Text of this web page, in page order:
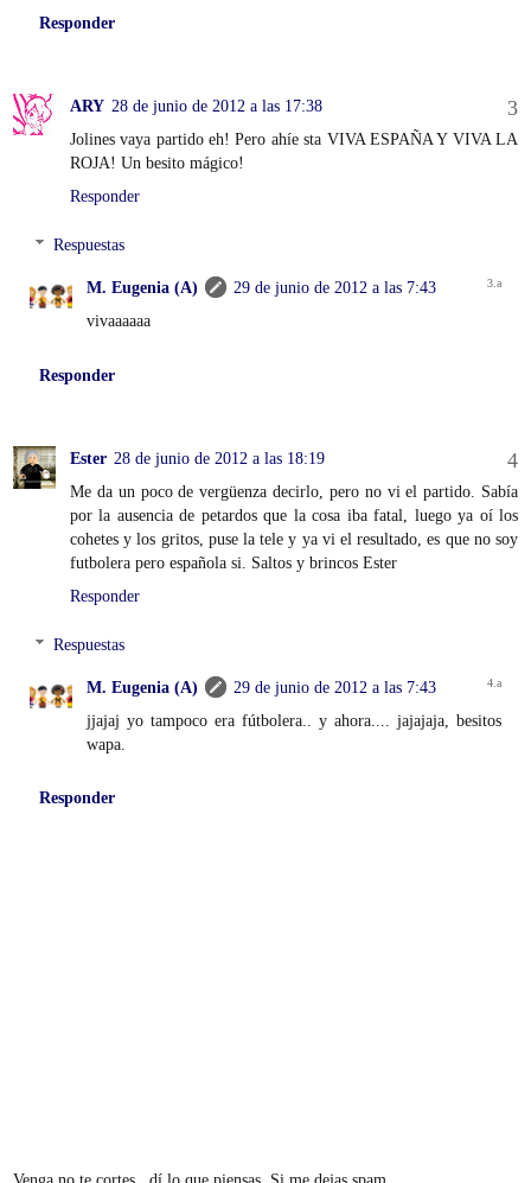
Responder
ARY 28 de junio de 2012 a las 17:38
Jolines vaya partido eh! Pero ahíe sta VIVA ESPAÑA Y VIVA LA
ROJA! Un besito mágico!
Responder
Respuestas
M. Eugenia (A)
29 de junio de 2012 a las 7:43
vivaaaaaa
Responder
Ester 28 de junio de 2012 a las 18:19
Me da un poco de vergüenza decirlo, pero no vi el partido. Sabía
por la ausencia de petardos que la cosa iba fatal, luego ya oí los
cohetes y los gritos, puse la tele y ya vi el resultado, es que no soy
futbolera pero española si. Saltos y brincos Ester
Responder
Respuestas
M. Eugenia (A)
29 de junio de 2012 a las 7:43
jjajaj yo tampoco era fútbolera.. y ahora.... jajajaja, besitos
wapa.
Responder